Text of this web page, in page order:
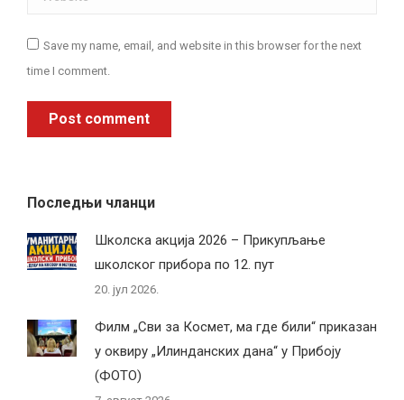
Save my name, email, and website in this browser for the next
time I comment.
Post comment
Последњи чланци
Школска акција 2026 – Прикупљање
школског прибора по 12. пут
20. јул 2026.
Филм „Сви за Космет, ма где били“ приказан
у оквиру „Илинданских дана“ у Прибоју
(ФОТО)